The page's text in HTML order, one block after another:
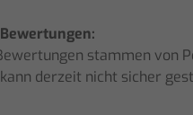
stammen von
derzeit nicht sicher